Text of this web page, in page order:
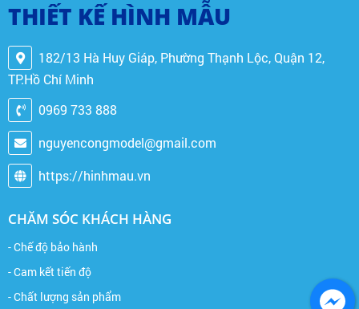
THIẾT KẾ HÌNH MẪU
182/13 Hà Huy Giáp, Phường Thạnh Lộc, Quận 12,
TP.Hồ Chí Minh
0969 733 888
nguyencongmodel@gmail.com
https://hinhmau.vn
CHĂM SÓC KHÁCH HÀNG
- Chế độ bảo hành
- Cam kết tiến độ
- Chất lượng sản phẩm